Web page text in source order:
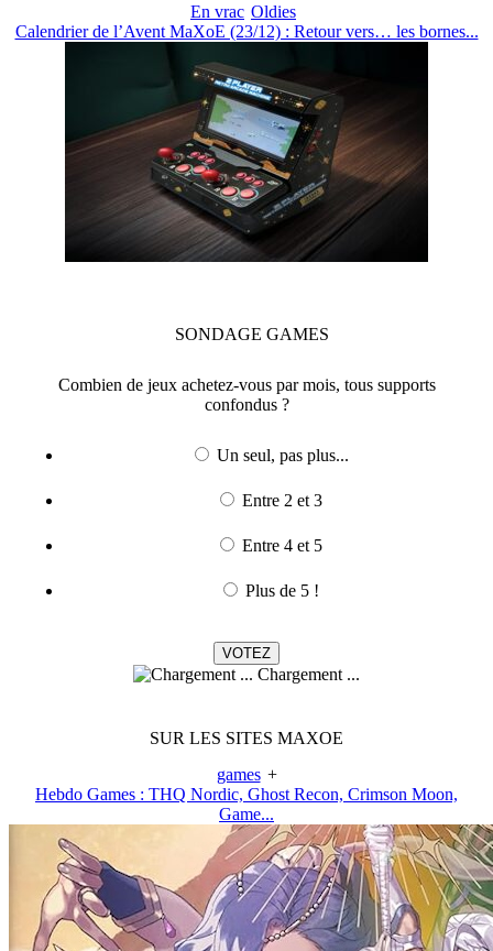
En vrac Oldies
Calendrier de l’Avent MaXoE (23/12) : Retour vers… les bornes...
SONDAGE GAMES
Combien de jeux achetez-vous par mois, tous supports
confondus ?
Un seul, pas plus...
Entre 2 et 3
Entre 4 et 5
Plus de 5 !
Chargement ...
SUR LES SITES MAXOE
games +
Hebdo Games : THQ Nordic, Ghost Recon, Crimson Moon,
Game...